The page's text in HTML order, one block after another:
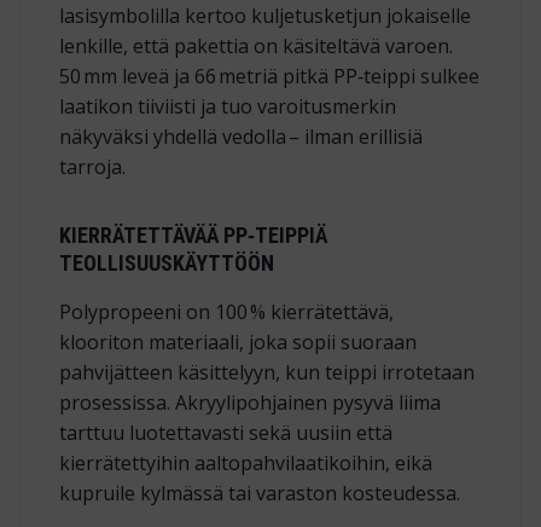
lasisymbolilla kertoo kuljetusketjun jokaiselle
lenkille, että pakettia on käsiteltävä varoen.
50 mm leveä ja 66 metriä pitkä PP‑teippi sulkee
laatikon tiiviisti ja tuo varoitusmerkin
näkyväksi yhdellä vedolla – ilman erillisiä
tarroja.
KIERRÄTETTÄVÄÄ PP‑TEIPPIÄ
TEOLLISUUSKÄYTTÖÖN
Polypropeeni on 100 % kierrätettävä,
klooriton materiaali, joka sopii suoraan
pahvijätteen käsittelyyn, kun teippi irrotetaan
prosessissa. Akryylipohjainen pysyvä liima
tarttuu luotettavasti sekä uusiin että
kierrätettyihin aaltopahvilaatikoihin, eikä
kupruile kylmässä tai varaston kosteudessa.